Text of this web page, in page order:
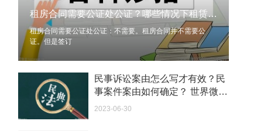
你好 我想问一下外国人来这里工作没有护照该怎么
办？
2023-05-04
如何续签居住证 我的1月7日到期
2023-05-04
中介说商务签转工作签证合法吗 应该向哪个国家机
租房合同需要公证处公证？哪些情况下租赁期限内甲方承担责任？ 聚焦
租房合同需要公证处公证：不需要。租房合同并不需要公
证。但是签订
民事诉讼案由怎么写才有效？民
事案件案由如何确定？ 世界微资
讯
2023-06-30